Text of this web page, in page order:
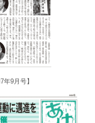
9月号】